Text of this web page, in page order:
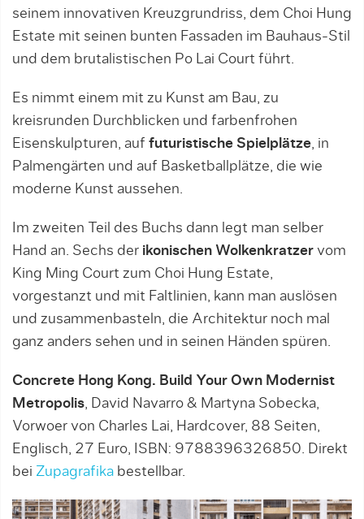
seinem innovativen Kreuzgrundriss, dem Choi Hung
Estate mit seinen bunten Fassaden im Bauhaus-Stil
und dem brutalistischen Po Lai Court führt.
Es nimmt einem mit zu Kunst am Bau, zu
kreisrunden Durchblicken und farbenfrohen
Eisenskulpturen, auf futuristische Spielplätze, in
Palmengärten und auf Basketballplätze, die wie
moderne Kunst aussehen.
Im zweiten Teil des Buchs dann legt man selber
Hand an. Sechs der ikonischen Wolkenkratzer vom
King Ming Court zum Choi Hung Estate,
vorgestanzt und mit Faltlinien, kann man auslösen
und zusammenbasteln, die Architektur noch mal
ganz anders sehen und in seinen Händen spüren.
Concrete Hong Kong. Build Your Own Modernist
Metropolis, David Navarro & Martyna Sobecka,
Vorwoer von Charles Lai, Hardcover, 88 Seiten,
Englisch, 27 Euro, ISBN: 9788396326850. Direkt
bei Zupagrafika bestellbar.